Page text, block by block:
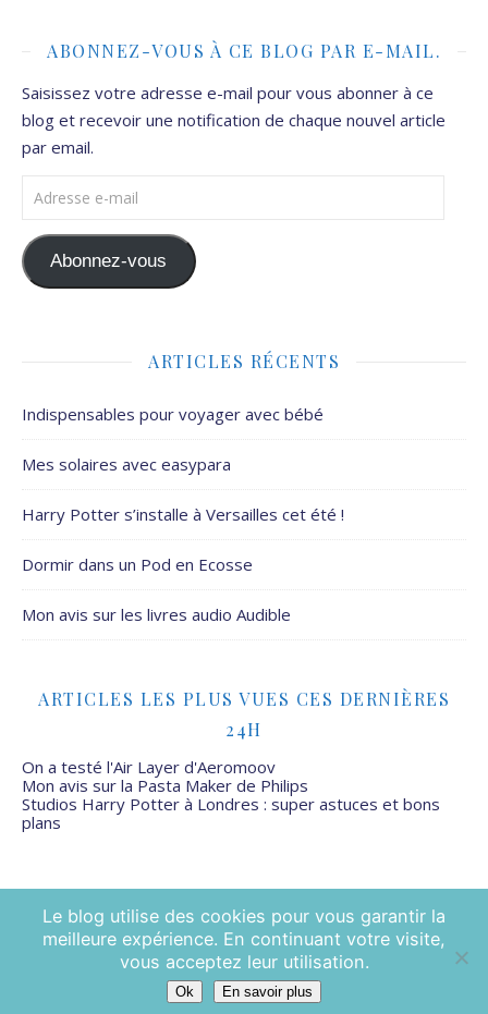
ABONNEZ-VOUS À CE BLOG PAR E-MAIL.
Saisissez votre adresse e-mail pour vous abonner à ce
blog et recevoir une notification de chaque nouvel article
par email.
Adresse e-mail
Abonnez-vous
ARTICLES RÉCENTS
Indispensables pour voyager avec bébé
Mes solaires avec easypara
Harry Potter s’installe à Versailles cet été !
Dormir dans un Pod en Ecosse
Mon avis sur les livres audio Audible
ARTICLES LES PLUS VUES CES DERNIÈRES
24H
On a testé l'Air Layer d'Aeromoov
Mon avis sur la Pasta Maker de Philips
Studios Harry Potter à Londres : super astuces et bons
plans
Mamans Mais Pas Que - 2026 ©
Le blog utilise des cookies pour vous garantir la
meilleure expérience. En continuant votre visite,
vous acceptez leur utilisation.
Ok En savoir plus